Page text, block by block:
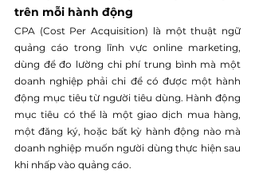
trên mỗi hành động
CPA (Cost Per Acquisition) là một thuật ngữ
quảng cáo trong lĩnh vực online marketing,
dùng để đo lường chi phí trung bình mà một
doanh nghiệp phải chi để có được một hành
động mục tiêu từ người tiêu dùng. Hành động
mục tiêu có thể là một giao dịch mua hàng,
một đăng ký, hoặc bất kỳ hành động nào mà
doanh nghiệp muốn người dùng thực hiện sau
khi nhấp vào quảng cáo.